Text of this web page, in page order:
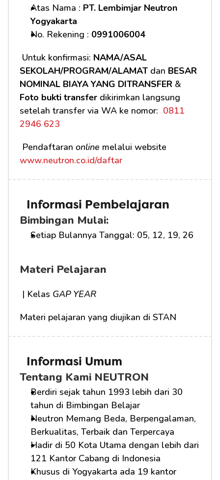
Atas Nama : PT. Lembimjar Neutron
Yogyakarta
No. Rekening : 0991006004
Untuk konfirmasi: NAMA/ASAL
SEKOLAH/PROGRAM/ALAMAT dan BESAR
NOMINAL BIAYA YANG DITRANSFER
Foto bukti transfer dikirimkan langsung
setelah transfer via WA ke nomor: 0811
2946 623
Pendaftaran online
www.neutron.co.id/daftar
Informasi Pembelajaran
Bimbingan Mulai:
Setiap Bulannya Tanggal: 05, 12, 19, 26
Materi Pelajaran
| Kelas GAP YEAR
Materi pelajaran yang diujikan di STAN
Informasi Umum
Tentang Kami NEUTRON
Berdiri sejak tahun 1993 lebih dari 30
tahun di Bimbingan Belajar
Neutron Memang Beda, Berpengalaman,
Berkualitas, Terbaik dan Terpercaya
Hadir di 50 Kota Utama dengan lebih dari
121 Kantor Cabang di Indonesia
Khusus di Yogyakarta ada 19 kantor